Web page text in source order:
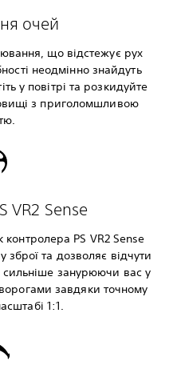
очей
що відстежує рух
неодмінно знайдуть
у повітрі та розкидуйте
з приголомшливою
VR2 Sense
PS VR2 Sense
зброї та дозволяє відчути
сильніше занурюючи вас у
завдяки точному
1:1.